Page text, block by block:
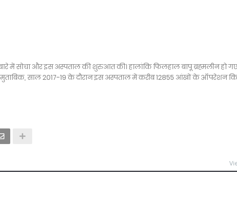
में सोचा और इस अस्पताल की शुरुआत की। हालांकि फिलहाल बापू ब्रह्मलीन हो
साल 2017-19 के दौरान इस अस्पताल में करीब 12855 आंखों के ऑपरेशन